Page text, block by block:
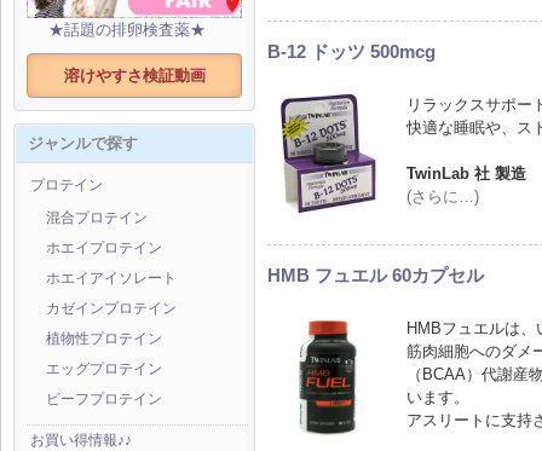
★話題の排卵検査薬★
溶けやすさ検証動画
ジャンルで探す
プロテイン
混合プロテイン
ホエイプロテイン
ホエイアイソレート
カゼインプロテイン
植物性プロテイン
エッグプロテイン
ビーフプロテイン
お買い得情報♪♪
B-12 ドッツ 500mcg
リラックスサポー
快適な睡眠や、ス
TwinLab 社 製造
(さらに…)
HMB フュエル 60カプセル
HMBフュエルは
筋肉細胞へのダメ
（BCAA）代謝産
います。
アスリートに支持